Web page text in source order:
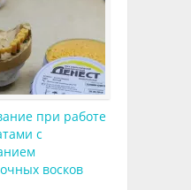
при работе
с
восков